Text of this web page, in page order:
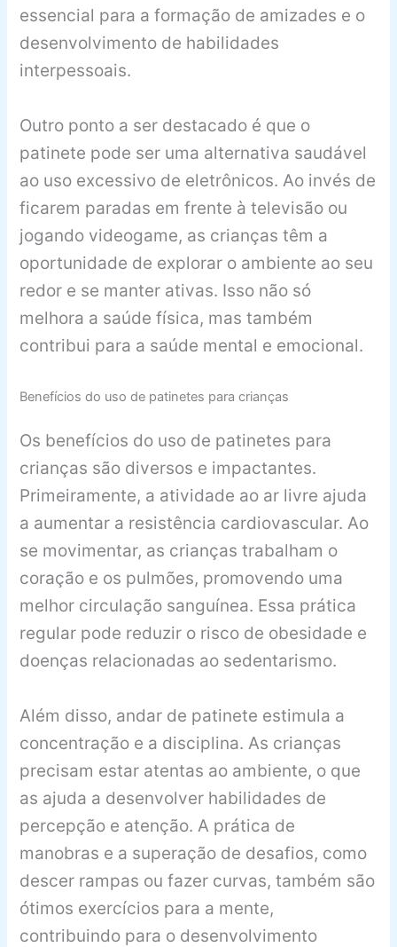
essencial para a formação de amizades e o
desenvolvimento de habilidades
interpessoais.
Outro ponto a ser destacado é que o
patinete pode ser uma alternativa saudável
ao uso excessivo de eletrônicos. Ao invés de
ficarem paradas em frente à televisão ou
jogando videogame, as crianças têm a
oportunidade de explorar o ambiente ao seu
redor e se manter ativas. Isso não só
melhora a saúde física, mas também
contribui para a saúde mental e emocional.
Benefícios do uso de patinetes para crianças
Os benefícios do uso de patinetes para
crianças são diversos e impactantes.
Primeiramente, a atividade ao ar livre ajuda
a aumentar a resistência cardiovascular. Ao
se movimentar, as crianças trabalham o
coração e os pulmões, promovendo uma
melhor circulação sanguínea. Essa prática
regular pode reduzir o risco de obesidade e
doenças relacionadas ao sedentarismo.
Além disso, andar de patinete estimula a
concentração e a disciplina. As crianças
precisam estar atentas ao ambiente, o que
as ajuda a desenvolver habilidades de
percepção e atenção. A prática de
manobras e a superação de desafios, como
descer rampas ou fazer curvas, também são
ótimos exercícios para a mente,
contribuindo para o desenvolvimento